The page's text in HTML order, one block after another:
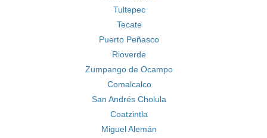
Tultepec
Tecate
Puerto Peñasco
Rioverde
Zumpango de Ocampo
Comalcalco
San Andrés Cholula
Coatzintla
Miguel Alemán